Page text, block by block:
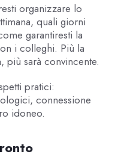
organizzare lo
quali giorni
garantiresti la
i colleghi. Più la
più sarà convincente.
pratici:
connessione
idoneo.